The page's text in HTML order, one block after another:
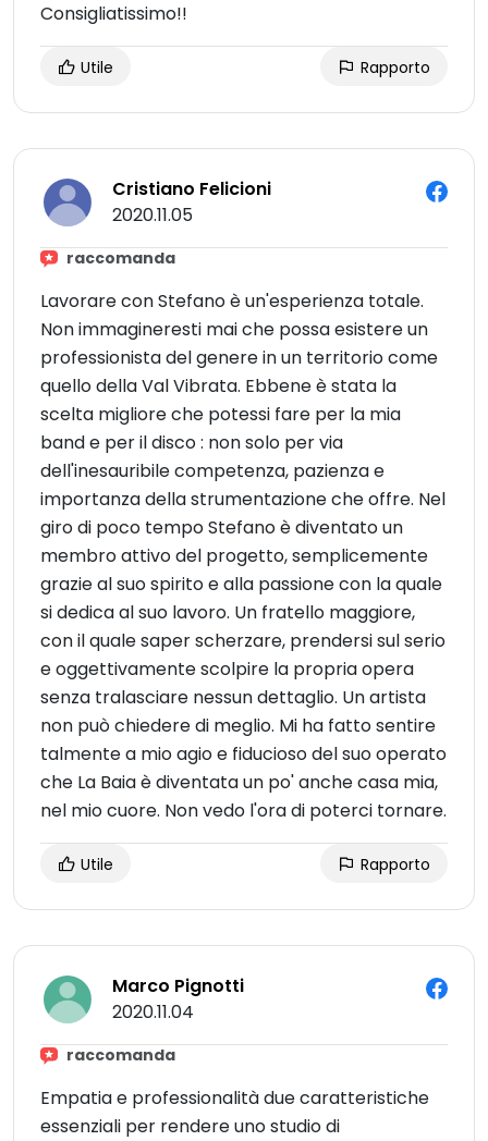
Consigliatissimo!!
Utile Rapporto
Cristiano Felicioni
2020.11.05
raccomanda
Lavorare con Stefano è un'esperienza totale.
Non immagineresti mai che possa esistere un
professionista del genere in un territorio come
quello della Val Vibrata. Ebbene è stata la
scelta migliore che potessi fare per la mia
band e per il disco : non solo per via
dell'inesauribile competenza, pazienza e
importanza della strumentazione che offre. Nel
giro di poco tempo Stefano è diventato un
membro attivo del progetto, semplicemente
grazie al suo spirito e alla passione con la quale
si dedica al suo lavoro. Un fratello maggiore,
con il quale saper scherzare, prendersi sul serio
e oggettivamente scolpire la propria opera
senza tralasciare nessun dettaglio. Un artista
non può chiedere di meglio. Mi ha fatto sentire
talmente a mio agio e fiducioso del suo operato
che La Baia è diventata un po' anche casa mia,
nel mio cuore. Non vedo l'ora di poterci tornare.
Utile Rapporto
Marco Pignotti
2020.11.04
raccomanda
Empatia e professionalità due caratteristiche
essenziali per rendere uno studio di